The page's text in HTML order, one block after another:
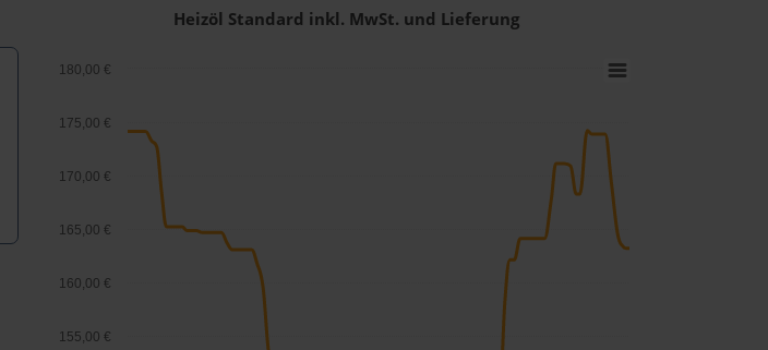
Heizöl Standard inkl. MwSt. und Lieferung
155,00 €
160,00 €
165,00 €
170,00 €
175,00 €
180,00 €